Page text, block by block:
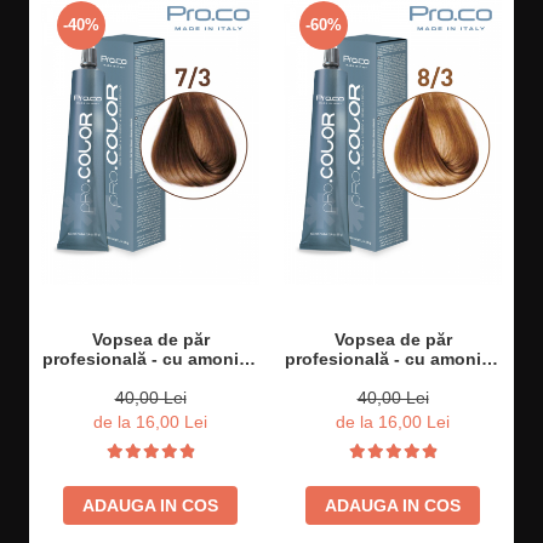
-40%
Vopsea de păr
profesională - cu amoniac
100 ml - 7/3 BLOND AURIU
40,00 Lei
de la 16,00 Lei
ADAUGA IN COS
-60%
Vopsea de păr
profesională - cu amoniac
100 ml - 8/3 BLOND
DESCHIS AURIU
40,00 Lei
de la 16,00 Lei
ADAUGA IN COS